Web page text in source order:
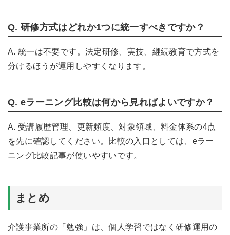
Q. 研修方式はどれか1つに統一すべきですか？
A. 統一は不要です。法定研修、実技、継続教育で方式を
分けるほうが運用しやすくなります。
Q. eラーニング比較は何から見ればよいですか？
A. 受講履歴管理、更新頻度、対象領域、料金体系の4点
を先に確認してください。比較の入口としては、 eラー
ニング比較記事が使いやすいです。
まとめ
介護事業所の「勉強」は、個人学習ではなく研修運用の